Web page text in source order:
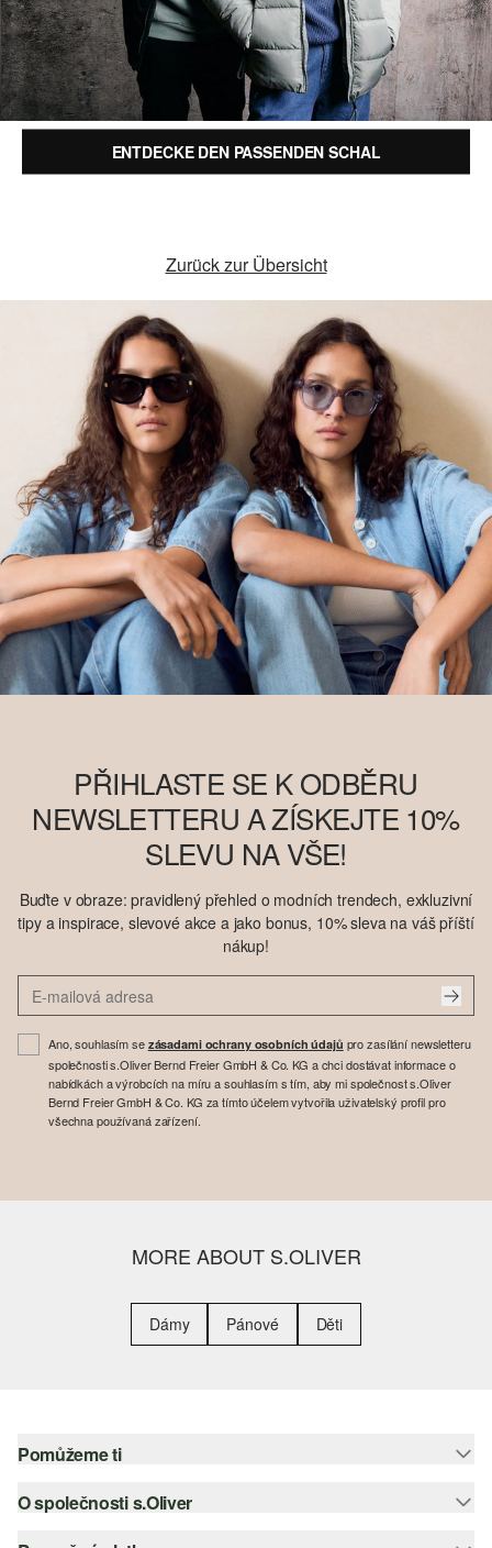
ENTDECKE DEN PASSENDEN SCHAL
Zurück zur Übersicht
PŘIHLASTE SE K ODBĚRU
NEWSLETTERU A ZÍSKEJTE 10%
SLEVU NA VŠE!
Buďte v obraze: pravidlený přehled o modních trendech, exkluzivní
tipy a inspirace, slevové akce a jako bonus, 10% sleva na váš příští
nákup!
Ano, souhlasím se zásadami ochrany osobních údajů pro zasílání newsletteru
společnosti s.Oliver Bernd Freier GmbH & Co. KG a chci dostávat informace o
nabídkách a výrobcích na míru a souhlasím s tím, aby mi společnost s.Oliver
Bernd Freier GmbH & Co. KG za tímto účelem vytvořila uživatelský profil pro
všechna používaná zařízení.
MORE ABOUT S.OLIVER
Dámy Pánové Děti
Pomůžeme ti
Nápověda – často kladené otázky
Nápověda k velikostem
O společnosti s.Oliver